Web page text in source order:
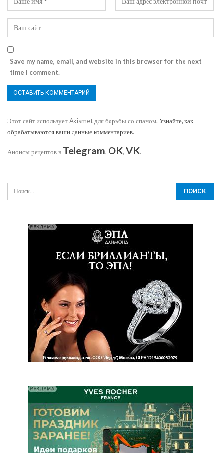
Save my name, email, and website in this browser for the next
time I comment.
Этот сайт использует Akismet для борьбы со спамом. Узнайте, как
обрабатываются ваши данные комментариев.
Анонсы рецептов в Telegram, OK, VK.